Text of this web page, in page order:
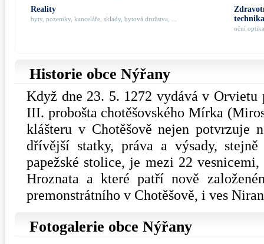
Reality
byty, pozemky, kanceláře, sklady, bytová družstva, ...
technika
oční
Historie obce Nýřany
Když dne 23. 5. 1272 vydává v Orvietu
III. probošta chotěšovského Mírka
klášteru v Chotěšově nejen potvrzuje
dřívější statky, práva a výsady,
papežské stolice, je mezi 22
Hroznata a které patří nově
premonstrátního v Chotěšově, i ves
Fotogalerie obce Nýřany